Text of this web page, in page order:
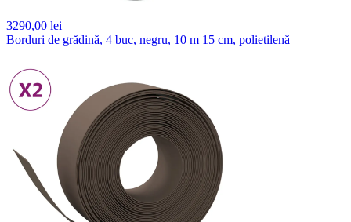
3290,00 lei
Borduri de grădină, 4 buc, negru, 10 m 15 cm, polietilenă